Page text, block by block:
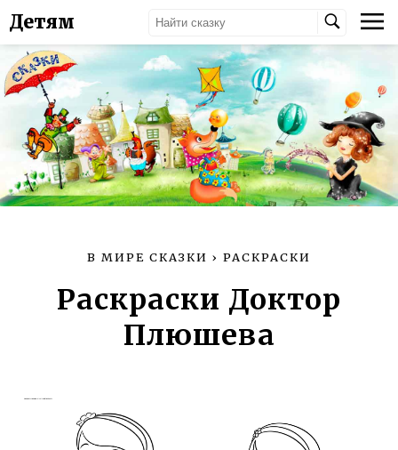
Детям
В МИРЕ СКАЗКИ › РАСКРАСКИ
Раскраски Доктор
Плюшева